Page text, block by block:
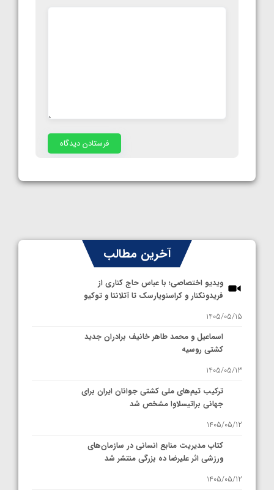
آخرین مطالب
ویدیو اختصاصی؛ با عباس حاج کناری از
فریدونکنار و کراسنویارسک تا آتلانتا و توکیو
1405/05/15
اسماعیل و محمد طاهر خانیف برادران جدید
کشتی روسیه
1405/05/13
ترکیب تیم‌های ملی کشتی جوانان ایران برای
جهانی براتیسلاوا مشخص شد
1405/05/12
کتاب مدیریت منابع انسانی در سازمان‌های
ورزشی اثر علیرضا ده بزرگی منتشر شد
1405/05/12